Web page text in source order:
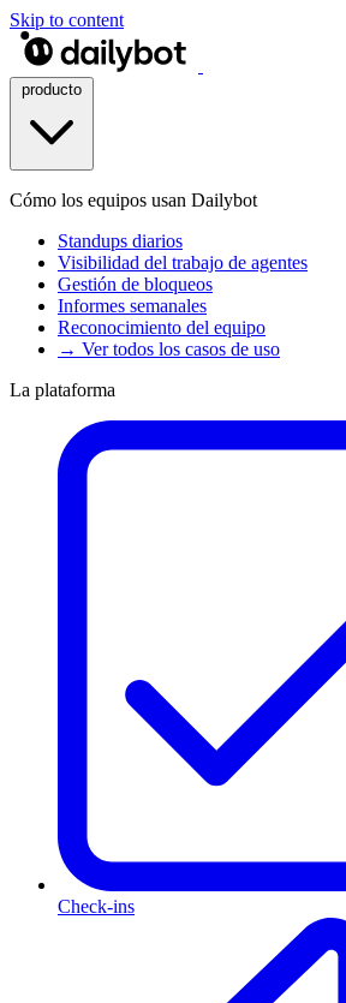
Skip to content
Cómo los equipos usan Dailybot
Standups diarios
Visibilidad del trabajo de agentes
Gestión de bloqueos
Informes semanales
Reconocimiento del equipo
→ Ver todos los casos de uso
La plataforma
Check-ins